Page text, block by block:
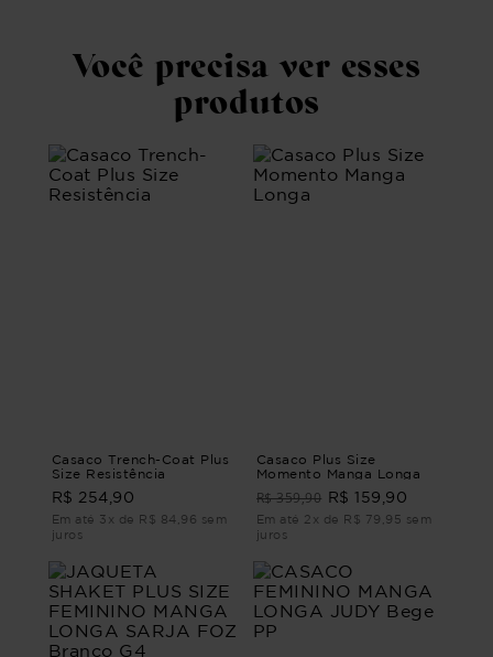
Você precisa ver esses
produtos
Casaco Trench-Coat Plus
Size Resistência
R$ 254,90
Em até 3x de R$ 84,96 sem
juros
Casaco Plus Size
Momento Manga Longa
R$ 359,90 R$ 159,90
Em até 2x de R$ 79,95 sem
juros